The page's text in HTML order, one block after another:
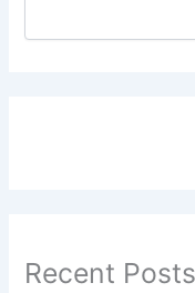
Recent Posts